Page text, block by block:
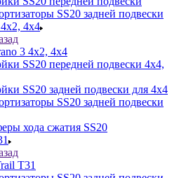
SS20 задней подвески
4х4
3 4х2, 4х4
SS20 передней подвески 4х4,
SS20 задней подвески для 4х4
SS20 задней подвески
хода сжатия SS20
T31